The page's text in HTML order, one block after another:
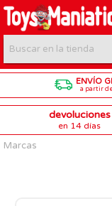
ENVÍO
a partir
devoluciones
en 14 días
Marcas